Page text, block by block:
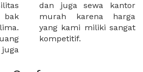
bak
kompetitif.